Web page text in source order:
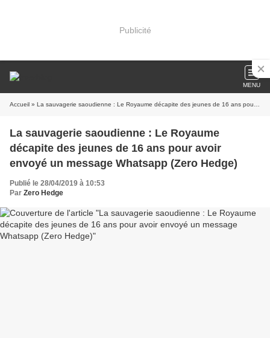
Publicité
MENU
Accueil » La sauvagerie saoudienne : Le Royaume décapite des jeunes de 16 ans pour avoir envoyé un message Whatsapp (Zero Hedge)
La sauvagerie saoudienne : Le Royaume
décapite des jeunes de 16 ans pour avoir
envoyé un message Whatsapp (Zero Hedge)
Publié le 28/04/2019 à 10:53
Par Zero Hedge